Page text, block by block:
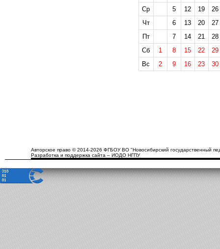
Ср
5 12 19
26
Чт
6 13 20
27
Пт
7 14 21
28
Сб
1 8 15 22
29
Вс
2 9 16 23 30
Авторское право © 2014-2026 ФГБОУ ВО "Новосибирский государственный
Разработка и поддержка сайта – ИОДО НГПУ